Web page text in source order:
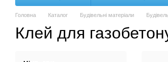
Головна Каталог Будівельні матеріали
Клей для